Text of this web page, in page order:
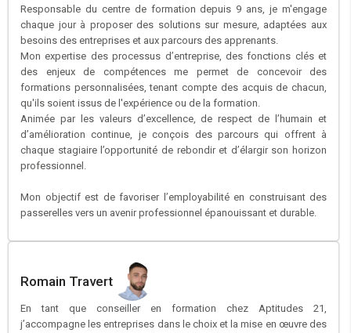
Responsable du centre de formation depuis 9 ans, je m'engage
chaque jour à proposer des solutions sur mesure, adaptées aux
besoins des entreprises et aux parcours des apprenants.
Mon expertise des processus d’entreprise, des fonctions clés et
des enjeux de compétences me permet de concevoir des
formations personnalisées, tenant compte des acquis de chacun,
qu'ils soient issus de l'expérience ou de la formation.
Animée par les valeurs d’excellence, de respect de l’humain et
d’amélioration continue, je conçois des parcours qui offrent à
chaque stagiaire l’opportunité de rebondir et d’élargir son horizon
professionnel.
Mon objectif est de favoriser l’employabilité en construisant des
passerelles vers un avenir professionnel épanouissant et durable.
Romain Travert
En tant que conseiller en formation chez Aptitudes 21,
j’accompagne les entreprises dans le choix et la mise en œuvre des